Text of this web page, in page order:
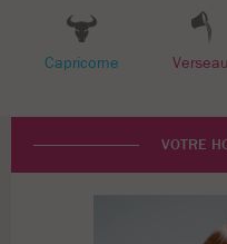
Capricorne Verseau
VOTRE